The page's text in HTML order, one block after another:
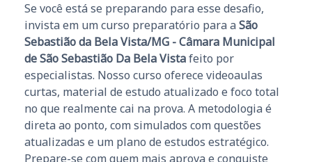
Se você está se preparando para esse desafio,
invista em um curso preparatório para a São
Sebastião da Bela Vista/MG - Câmara Municipal
de São Sebastião Da Bela Vistafeito por
especialistas. Nosso curso oferece videoaulas
curtas, material de estudo atualizado e foco total
no que realmente cai na prova. A metodologia é
direta ao ponto, com simulados com questões
atualizadas e um plano de estudos estratégico.
Prepare-se com quem mais aprova e conquiste